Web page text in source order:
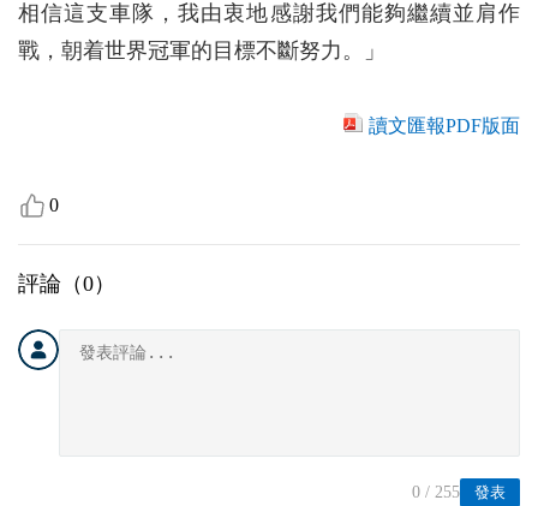
相信這支車隊，我由衷地感謝我們能夠繼續並肩作
戰，朝着世界冠軍的目標不斷努力。」
讀文匯報PDF版面
0
評論（0）
發表
0 / 255